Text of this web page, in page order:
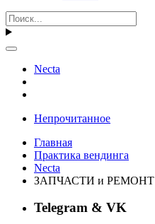
Necta
Непрочитанное
Главная
Практика вендинга
Necta
ЗАПЧАСТИ и РЕМОНТ
Telegram & VK